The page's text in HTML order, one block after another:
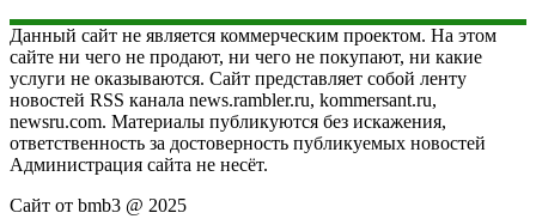
Данный сайт не является коммерческим проектом. На этом
сайте ни чего не продают, ни чего не покупают, ни какие
услуги не оказываются. Сайт представляет собой ленту
новостей RSS канала news.rambler.ru, kommersant.ru,
newsru.com. Материалы публикуются без искажения,
ответственность за достоверность публикуемых новостей
Администрация сайта не несёт.
Сайт от bmb3 @ 2025